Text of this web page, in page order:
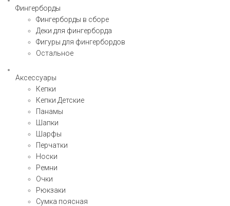
Фингерборды
Фингерборды в сборе
Деки для фингерборда
Фигуры для фингербордов
Остальное
Аксессуары
Кепки
Кепки Детские
Панамы
Шапки
Шарфы
Перчатки
Носки
Ремни
Очки
Рюкзаки
Сумка поясная